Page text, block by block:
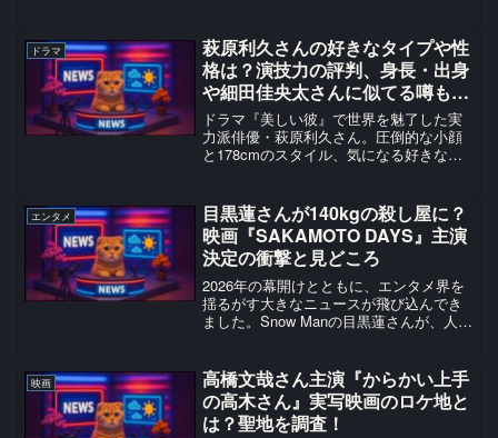
ルから、家族との温かい絆、そしてこれ
までの輝かしいキャリア...
ドラマ
萩原利久さんの好きなタイプや性
格は？演技力の評判、身長・出身
や細田佳央太さんに似てる噂も解
説！
ドラマ『美しい彼』で世界を魅了した実
力派俳優・萩原利久さん。圧倒的な小顔
と178cmのスタイル、気になる好きなタ
徹底解剖します！
エンタメ
目黒蓮さんが140kgの殺し屋に？
映画『SAKAMOTO DAYS』主演
決定の衝撃と見どころ
2026年の幕開けとともに、エンタメ界を
揺るがす大きなニュースが飛び込んでき
ました。Snow Manの目黒蓮さんが、人気
みならず映画ファンからも、驚きと期待
の...
映画
高橋文哉さん主演『からかい上手
の高木さん』実写映画のロケ地と
は？聖地を調査！